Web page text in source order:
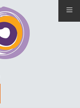
≡